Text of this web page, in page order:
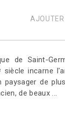
de Saint-
siècle incarne
de
de beaux ...